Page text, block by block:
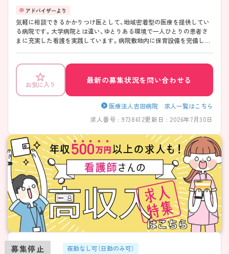
気軽に相談できるかかりつけ医として、地域密着型の医療を提供してい
る病院です。大学病院とは違い、ゆとりある環境で一人ひとりの患者さ
まに充実した看護を実践しています。病院敷地内に保育設備を完備して
たい方におすすめです。ぜひご相談ください。
お気に入り
最新の募集状況を問い合わせる
医療法人吉田病院 求人一覧はこちら
求人番号 : 9738612更新日 : 2026年7月30日
募集停止 夜勤なし可（日勤のみ可）